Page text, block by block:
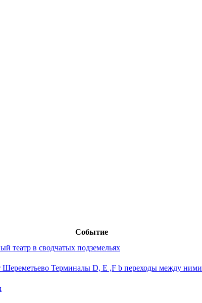
Событие
театр в сводчатых подземельях
Шереметьево Терминалы D, E ,F b переходы между ними